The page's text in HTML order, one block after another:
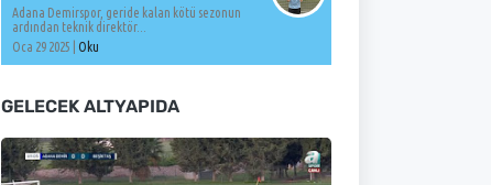
Adana Demirspor, geride kalan kötü sezonun
ardından teknik direktör...
Oca 29 2025 |
Oku
GELECEK ALTYAPIDA